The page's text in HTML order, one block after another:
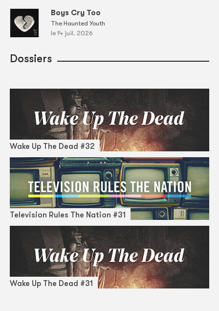
Boys Cry Too
The Haunted Youth
le 14 juil. 2026
Dossiers
Wake Up The Dead #32
Television Rules The Nation #31
Wake Up The Dead #31